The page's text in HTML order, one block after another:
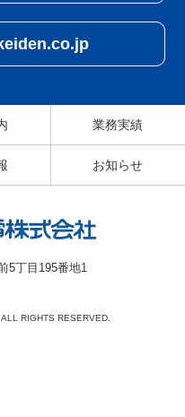
業務実績
お知らせ
5丁目195番地1
RIGHTS RESERVED.